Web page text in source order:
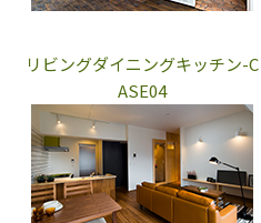
リビングダイニングキッチン-C
ASE04